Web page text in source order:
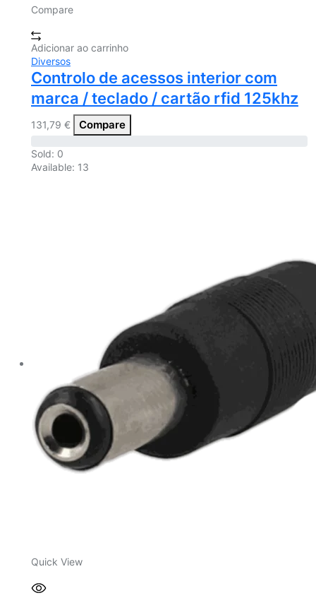
Compare
Adicionar ao carrinho
Diversos
Controlo de acessos interior com
marca / teclado / cartão rfid 125khz
131,79 € Compare
Sold: 0
Available: 13
Quick View